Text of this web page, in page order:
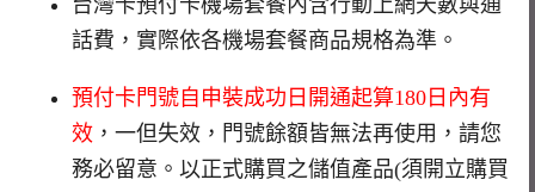
話費，實際依各機場套餐商品規格為準。
預付卡門號自申裝成功日開通起算180日內有
效 ，一但失效，門號餘額皆無法再使用，請您
務必留意。以正式購買之儲值產品(須開立購買